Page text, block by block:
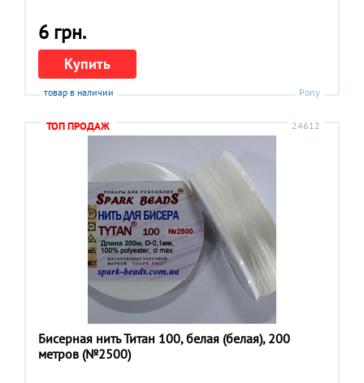
6 грн.
Купить
товар в наличии Pony
ТОП ПРОДАЖ 24612
Бисерная нить Титан 100, белая (белая), 200
метров (№2500)